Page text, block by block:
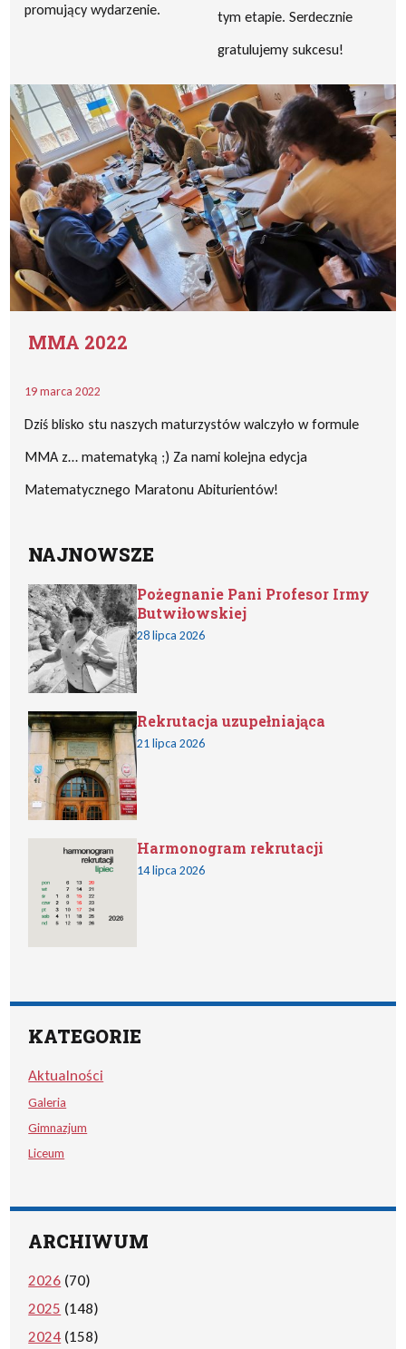
promujący wydarzenie.
tym etapie. Serdecznie
gratulujemy sukcesu!
MMA 2022
19 marca 2022
Dziś blisko stu naszych maturzystów walczyło w formule
MMA z… matematyką ;) Za nami kolejna edycja
Matematycznego Maratonu Abiturientów!
NAJNOWSZE
Pożegnanie Pani Profesor Irmy
Butwiłowskiej
28 lipca 2026
Rekrutacja uzupełniająca
21 lipca 2026
Harmonogram rekrutacji
14 lipca 2026
KATEGORIE
Aktualności
Galeria
Gimnazjum
Liceum
ARCHIWUM
2026 (70)
2025 (148)
2024 (158)